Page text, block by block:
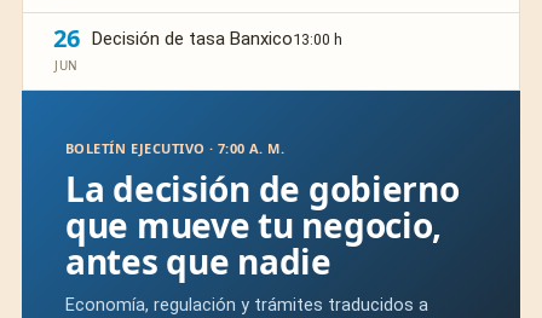
26
JUN
Decisión de tasa Banxico13:00 h
BOLETÍN EJECUTIVO · 7:00 A. M.
La decisión de gobierno
que mueve tu negocio,
antes que nadie
Economía, regulación y trámites traducidos a